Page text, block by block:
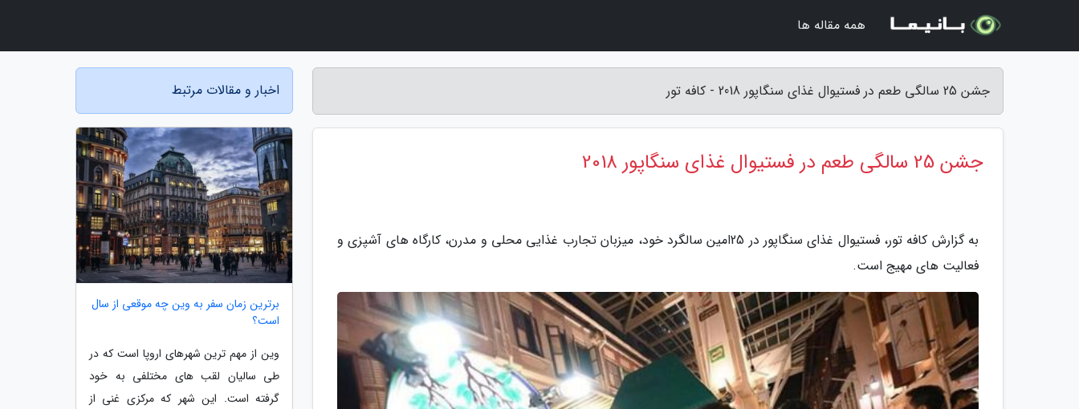
جشن 25 سالگی طعم در فستیوال غذای سنگاپور 2018 - کافه تور
جشن 25 سالگی طعم در فستیوال غذای سنگاپور 2018
به گزارش کافه تور، فستیوال غذای سنگاپور در 25امین سالگرد خود، میزبان تجارب غذایی محلی و مدرن، کارگاه های آشپزی و
فعالیت های مهیج است.
اخبار و مقالات مرتبط
برترین زمان سفر به وین چه موقعی از سال
است؟
وین از مهم ترین شهرهای اروپا است که در
طی سالیان لقب های مختلفی به خود
گرفته است. این شهر که مرکزی غنی از
همه مقاله ها